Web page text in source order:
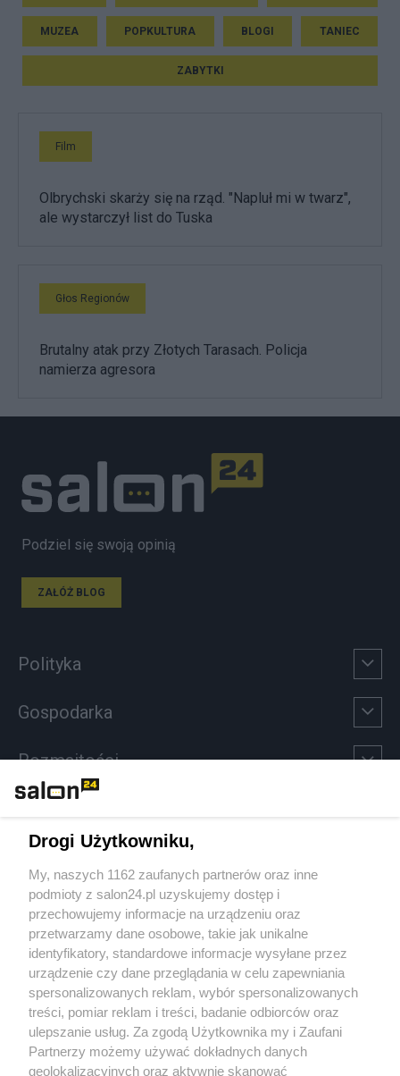
MUZEA POPKULTURA BLOGI TANIEC
ZABYTKI
Film
Olbrychski skarży się na rząd. "Napluł mi w twarz",
ale wystarczył list do Tuska
Głos Regionów
Brutalny atak przy Złotych Tarasach. Policja
namierza agresora
Podziel się swoją opinią
ZAŁÓŻ BLOG
Polityka
Gospodarka
Rozmaitości
Sport
Społeczeństwo
Kultura
X Facebook Instagram Youtube
Drogi Użytkowniku,
My, naszych 1162 zaufanych partnerów oraz inne
podmioty z salon24.pl uzyskujemy dostęp i
przechowujemy informacje na urządzeniu oraz
przetwarzamy dane osobowe, takie jak unikalne
identyfikatory, standardowe informacje wysyłane przez
urządzenie czy dane przeglądania w celu zapewniania
spersonalizowanych reklam, wybór spersonalizowanych
treści, pomiar reklam i treści, badanie odbiorców oraz
ulepszanie usług. Za zgodą Użytkownika my i Zaufani
Partnerzy możemy używać dokładnych danych
geolokalizacyjnych oraz aktywnie skanować